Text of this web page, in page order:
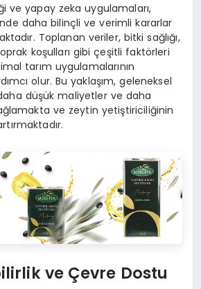
ve yapay zeka uygulamaları,
daha bilinçli ve verimli kararlar
Toplanan veriler, bitki sağlığı,
koşulları gibi çeşitli faktörleri
tarım uygulamalarının
olur. Bu yaklaşım, geleneksel
düşük maliyetler ve daha
ve zeytin yetiştiriciliğinin
ve Çevre Dostu